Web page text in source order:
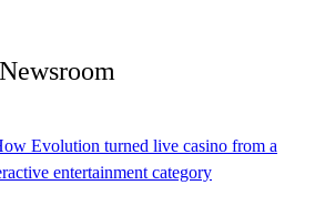
Newsroom
Evolution turned live casino from a
entertainment category